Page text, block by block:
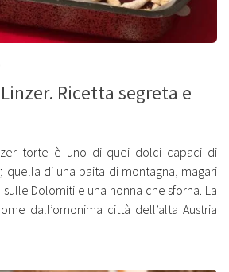
Ricetta segreta e
torte è uno di quei dolci capaci di
quella di una baita di montagna, magari
Dolomiti e una nonna che sforna. La
dall’omonima città dell’alta Austria